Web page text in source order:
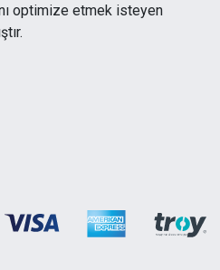
optimize etmek isteyen